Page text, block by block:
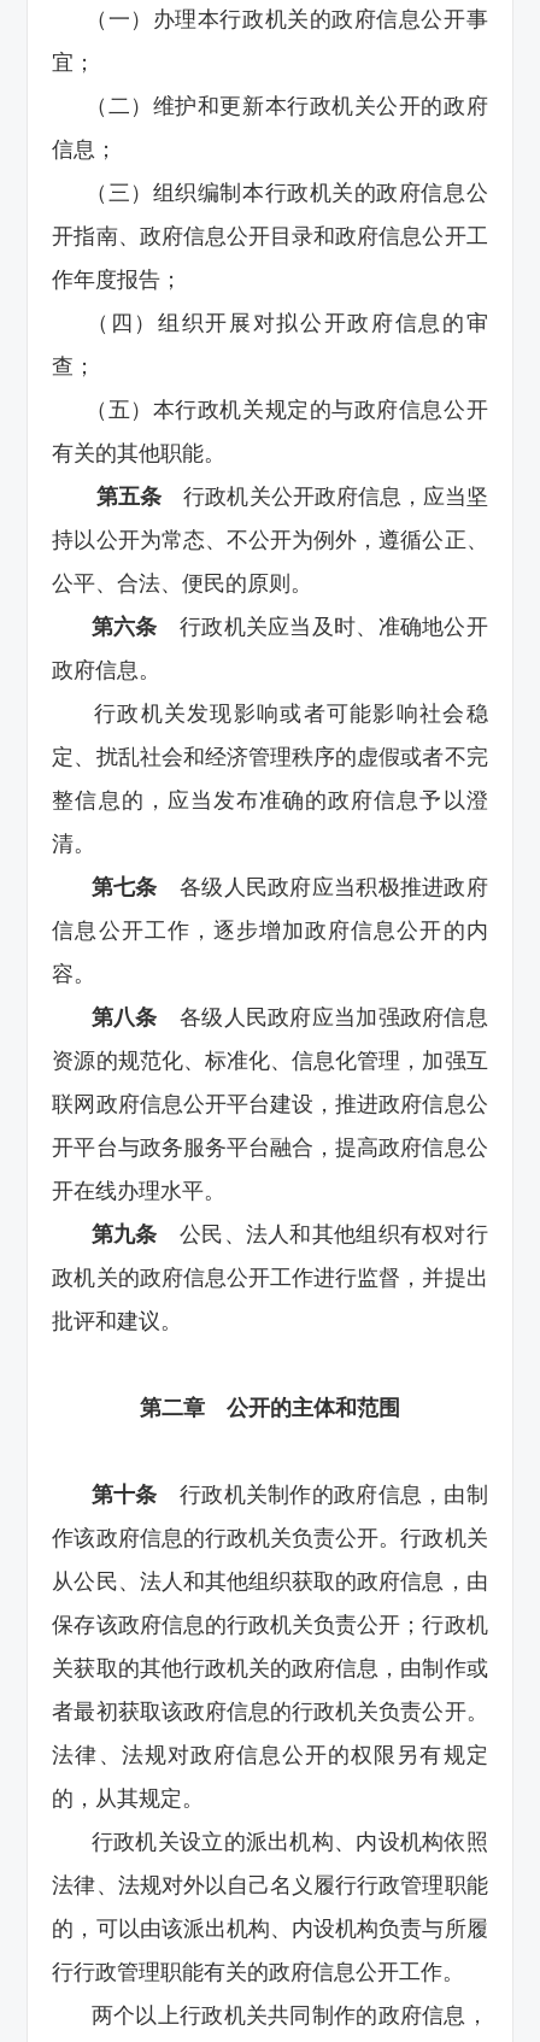
（一）办理本行政机关的政府信息公开事
宜；
（二）维护和更新本行政机关公开的政府
信息；
（三）组织编制本行政机关的政府信息公
开指南、政府信息公开目录和政府信息公开工
作年度报告；
（四）组织开展对拟公开政府信息的审
查；
（五）本行政机关规定的与政府信息公开
有关的其他职能。
第五条 行政机关公开政府信息，应当坚
持以公开为常态、不公开为例外，遵循公正、
公平、合法、便民的原则。
第六条 行政机关应当及时、准确地公开
政府信息。
行政机关发现影响或者可能影响社会稳
定、扰乱社会和经济管理秩序的虚假或者不完
整信息的，应当发布准确的政府信息予以澄
清。
第七条 各级人民政府应当积极推进政府
信息公开工作，逐步增加政府信息公开的内
容。
第八条 各级人民政府应当加强政府信息
资源的规范化、标准化、信息化管理，加强互
联网政府信息公开平台建设，推进政府信息公
开平台与政务服务平台融合，提高政府信息公
开在线办理水平。
第九条 公民、法人和其他组织有权对行
政机关的政府信息公开工作进行监督，并提出
批评和建议。
第二章 公开的主体和范围
第十条 行政机关制作的政府信息，由制
作该政府信息的行政机关负责公开。行政机关
从公民、法人和其他组织获取的政府信息，由
保存该政府信息的行政机关负责公开；行政机
关获取的其他行政机关的政府信息，由制作或
者最初获取该政府信息的行政机关负责公开。
法律、法规对政府信息公开的权限另有规定
的，从其规定。
行政机关设立的派出机构、内设机构依照
法律、法规对外以自己名义履行行政管理职能
的，可以由该派出机构、内设机构负责与所履
行行政管理职能有关的政府信息公开工作。
两个以上行政机关共同制作的政府信息，